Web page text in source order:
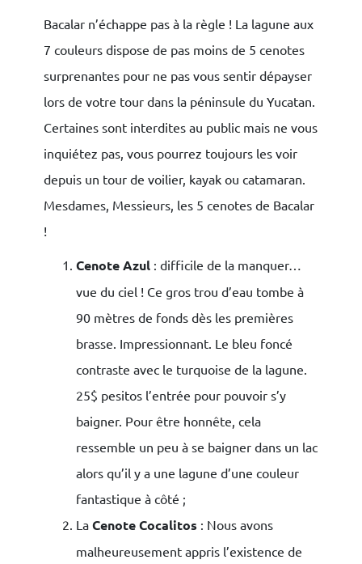
Bacalar n’échappe pas à la règle ! La lagune aux
7 couleurs dispose de pas moins de 5 cenotes
surprenantes pour ne pas vous sentir dépayser
lors de votre tour dans la péninsule du Yucatan.
Certaines sont interdites au public mais ne vous
inquiétez pas, vous pourrez toujours les voir
depuis un tour de voilier, kayak ou catamaran.
Mesdames, Messieurs, les 5 cenotes de Bacalar
!
Cenote Azul: difficile de la manquer…
vue du ciel ! Ce gros trou d’eau tombe à
90 mètres de fonds dès les premières
brasse. Impressionnant. Le bleu foncé
contraste avec le turquoise de la lagune.
25$ pesitos l’entrée pour pouvoir s’y
baigner. Pour être honnête, cela
ressemble un peu à se baigner dans un lac
alors qu’il y a une lagune d’une couleur
fantastique à côté ;
La Cenote Cocalitos : Nous avons
malheureusement appris l’existence de